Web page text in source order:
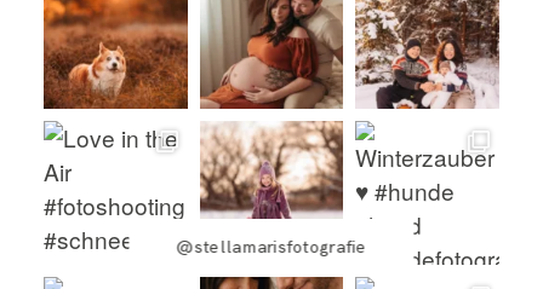
@stellamarisfotografie